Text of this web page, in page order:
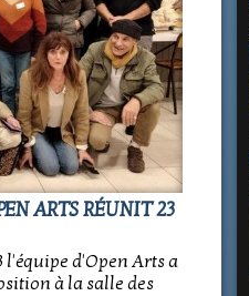
ARTS RÉUNIT 23
l'équipe d'Open Arts a
à la salle des